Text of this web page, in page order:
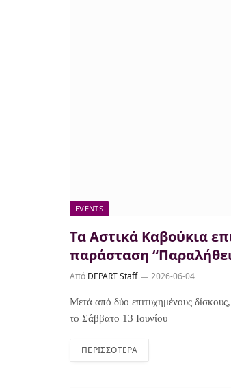
EVENTS
Τα Αστικά Καβούκια
παράσταση
Από DEPART Staff 2026-06-04
Μετά από δύο επιτυχημένους
το Σάββατο 13 Ιουνίου
ΠΕΡΙΣΣΌΤΕΡΑ